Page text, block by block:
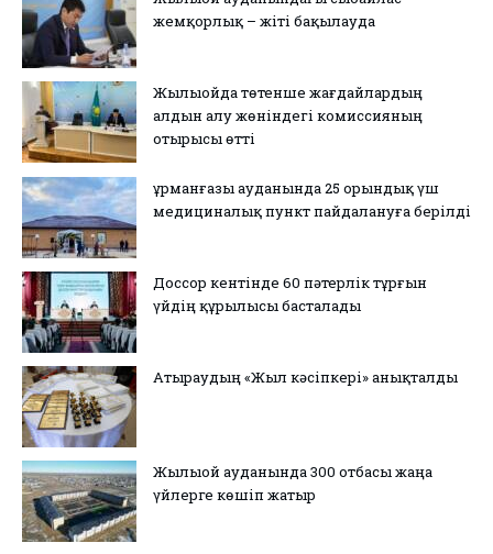
жемқорлық – жіті бақылауда
Жылыойда төтенше жағдайлардың
алдын алу жөніндегі комиссияның
отырысы өтті
Құрманғазы ауданында 25 орындық үш
медициналық пункт пайдалануға берілді
Доссор кентінде 60 пәтерлік тұрғын
үйдің құрылысы басталады
Атыраудың «Жыл кәсіпкері» анықталды
Жылыой ауданында 300 отбасы жаңа
үйлерге көшіп жатыр